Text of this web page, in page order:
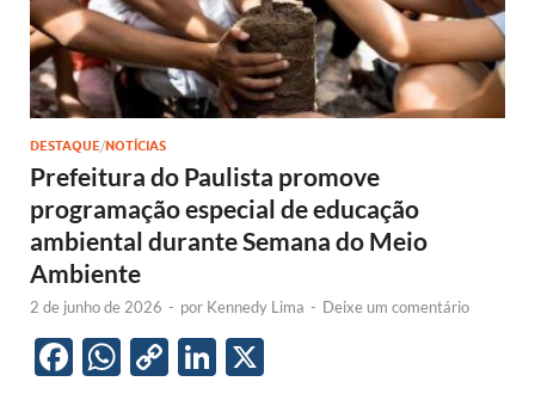
DESTAQUE/NOTÍCIAS
Prefeitura do Paulista promove
programação especial de educação
ambiental durante Semana do Meio
Ambiente
2 de junho de 2026 - por Kennedy Lima - Deixe um comentário
F
W C
Li